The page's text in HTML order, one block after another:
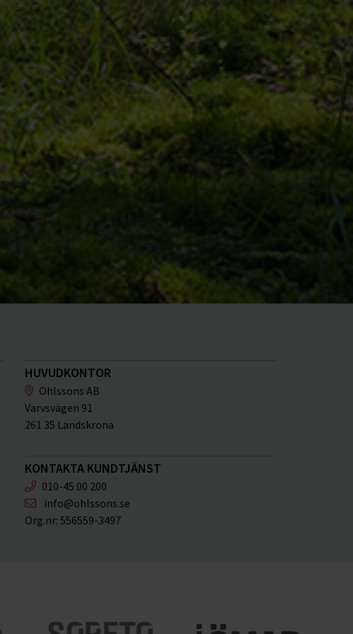
HUVUDKONTOR
Ohlssons AB
Varvsvägen 91
261 35 Landskrona
KONTAKTA KUNDTJÄNST
010-45 00 200
info@ohlssons.se
Org.nr: 556559-3497